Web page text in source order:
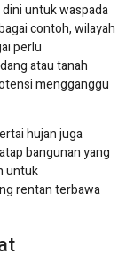
untuk waspada
contoh, wilayah
perlu
atau tanah
mengganggu
hujan juga
bangunan yang
untuk
rentan terbawa